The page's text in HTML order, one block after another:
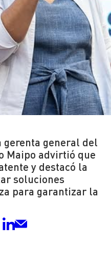
gerenta general del
Maipo advirtió que
y destacó la
soluciones
para garantizar la